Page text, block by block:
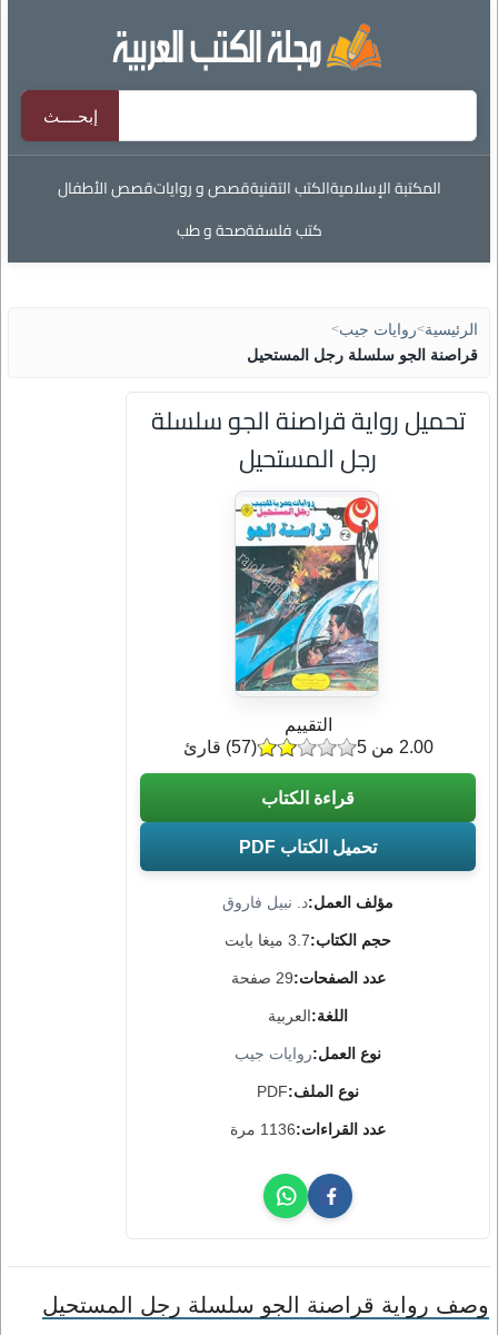
المكتبة الإسلاميةالكتب التقنيةقصص و رواياتقصص الأطفال
كتب فلسفةصحة و طب
الرئيسية>روايات جيب>
قراصنة الجو سلسلة رجل المستحيل
تحميل رواية قراصنة الجو سلسلة
رجل المستحيل
مؤلف العمل:د. نبيل فاروق
حجم الكتاب:3.7 ميغا بايت
عدد الصفحات:29 صفحة
اللغة:العربية
نوع العمل:روايات جيب
نوع الملف:PDF
عدد القراءات:1136 مرة
التقييم
(
57) قارئ 2.00 من 5
قراءة الكتاب
تحميل الكتاب PDF
وصف رواية قراصنة الجو سلسلة رجل المستحيل